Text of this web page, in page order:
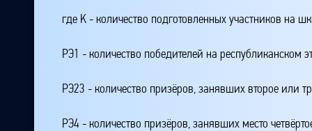
где K - количество подготовленных участников на
РЭ1 - количество победителей на республиканском
РЭ23 - количество призёров, занявших второе или
РЭ4 - количество призёров, занявших место